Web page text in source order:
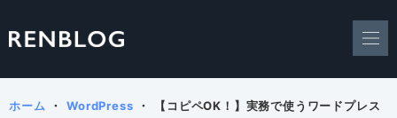
ホーム WordPress
【コピペOK！】実務で使うワードプレス